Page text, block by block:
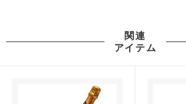
関連
アイテム